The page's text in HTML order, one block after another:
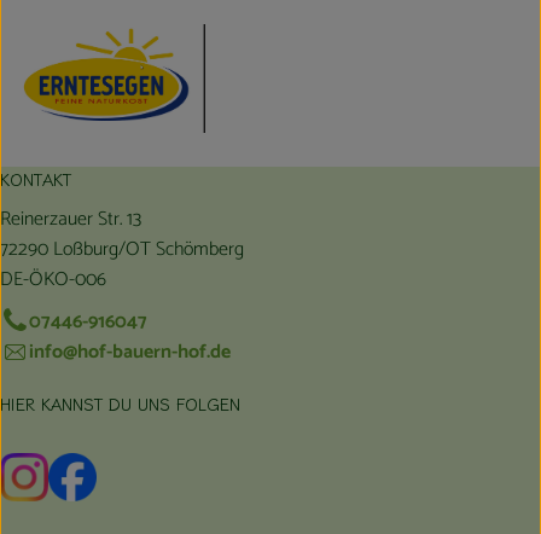
KONTAKT
Reinerzauer Str. 13
72290 Loßburg/OT Schömberg
DE-ÖKO-006
07446-916047
info@hof-bauern-hof.de
HIER KANNST DU UNS FOLGEN
Externer Link zu https://www.instagram.com/hofbauernhof/
Externer Link zu https://www.facebook.com/